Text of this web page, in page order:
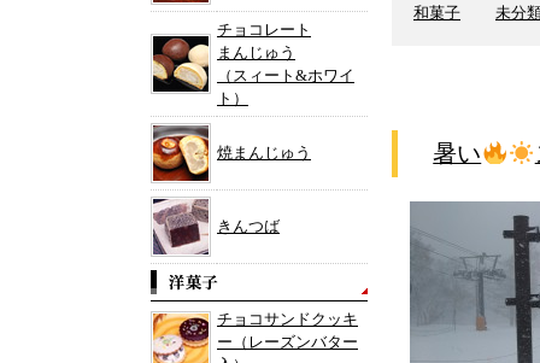
チョコレート
まんじゅう
（スィート&ホワイ
ト）
焼まんじゅう
きんつば
チョコサンドクッキ
ー（レーズンバター
和菓子 未分
暑い